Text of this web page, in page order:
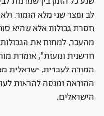
לב ומצד שני מלא הומור.
חסרת גבולות אלא שהיא
מהעבר, למתוח את
חדשנית ונועזת", אומרת
המורה לעברית, ישראלית
ההוראה ומנסה להראות
הישראלים.